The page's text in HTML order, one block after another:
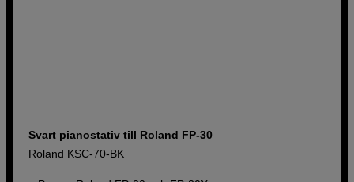
Svart pianostativ till Roland FP-30
Roland KSC-70-BK